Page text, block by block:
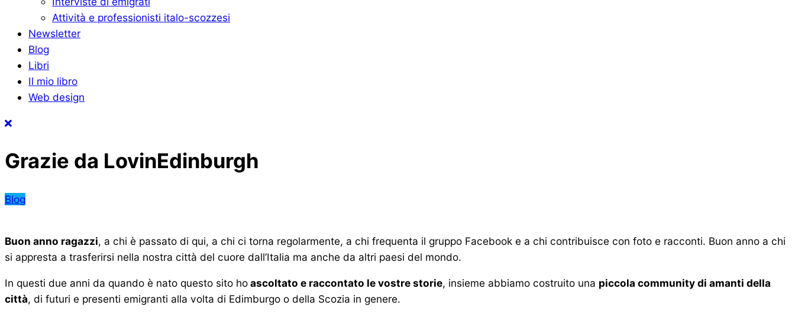
Attività e professionisti italo-scozzesi
Newsletter
Blog
Libri
Il mio libro
Web design
Grazie da LovinEdinburgh
Blog
Buon anno ragazzi, a chi è passato di qui, a chi ci torna regolarmente, a chi frequenta il gruppo Facebook e a chi contribuisce con foto e racconti. Buon anno a chi
si appresta a trasferirsi nella nostra città del cuore dall’Italia ma anche da altri paesi del mondo.
In questi due anni da quando è nato questo sito hoascoltato e raccontato le vostre storie, insieme abbiamo costruito una piccola community di amanti della
città, di futuri e presenti emigranti alla volta di Edimburgo o della Scozia in genere.